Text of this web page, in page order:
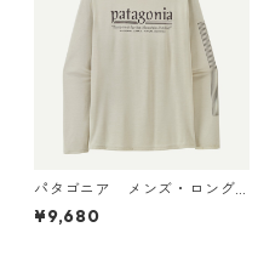
パタゴニア メンズ・ロング
スリーブ・キャプリーン・ク
ール・デイリー・シャツ（ハ
¥9,680